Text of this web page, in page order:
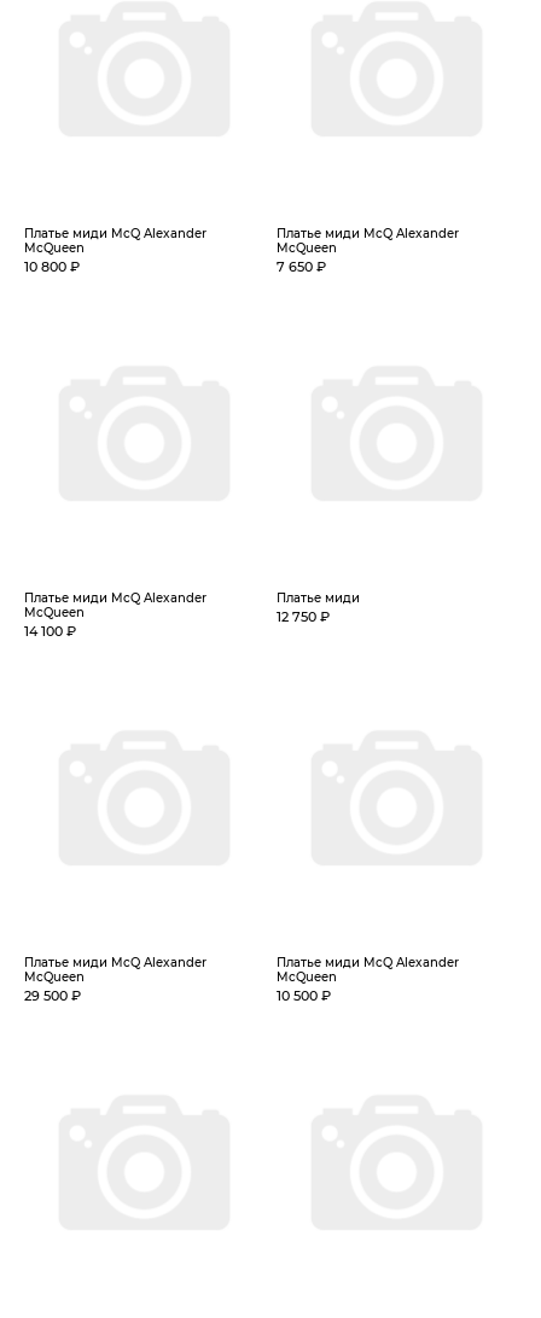
Платье миди McQ Alexander
McQueen
10 800 ₽
Платье миди McQ Alexander
McQueen
7 650 ₽
Платье миди McQ Alexander
McQueen
14 100 ₽
Платье миди
12 750 ₽
Платье миди McQ Alexander
McQueen
29 500 ₽
Платье миди McQ Alexander
McQueen
10 500 ₽